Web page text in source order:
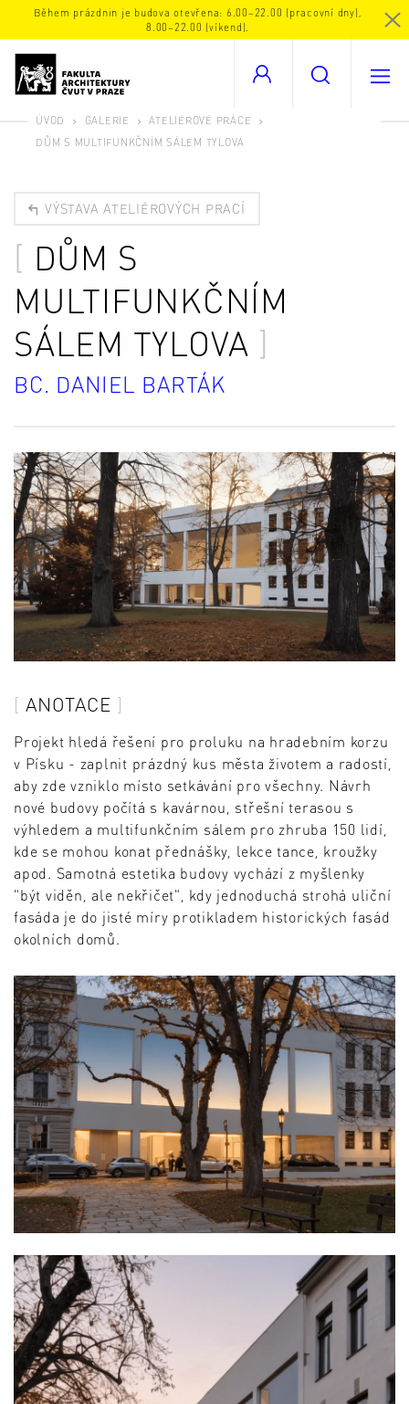
Během prázdnin je budova otevřena: 6.00–22.00 (pracovní dny),
8.00–22.00 (víkend).
ÚVOD GALERIE
ATELIÉROVÉ PRÁCE
DŮM S MULTIFUNKČNÍM SÁLEM TYLOVA
VÝSTAVA ATELIÉROVÝCH PRACÍ
DŮM S
MULTIFUNKČNÍM
SÁLEM TYLOVA
BC. DANIEL BARTÁK
ANOTACE
Projekt hledá řešení pro proluku na hradebním korzu
v Písku - zaplnit prázdný kus města životem a radostí,
aby zde vzniklo místo setkávání pro všechny. Návrh
nové budovy počítá s kavárnou, střešní terasou s
výhledem a multifunkčním sálem pro zhruba 150 lidí,
kde se mohou konat přednášky, lekce tance, kroužky
apod. Samotná estetika budovy vychází z myšlenky
"být viděn, ale nekřičet", kdy jednoduchá strohá uliční
fasáda je do jisté míry protikladem historických fasád
okolních domů.